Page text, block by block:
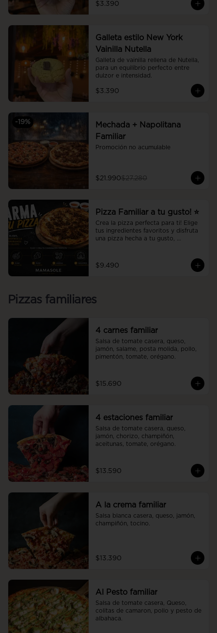
$3.390
Galleta estilo New York
Vainilla Nutella
Galleta de vainilla rellena de Nutella,
para un equilibrio perfecto entre
dulzor e intensidad.
$3.390
-19%
Mechada + Napolitana
Familiar
Promoción no acumulable
$21.990$27.280
Pizza Familiar a tu gusto! ⭐
Crea la pizza perfecta para ti! Elige
tus ingredientes favoritos y disfruta
una pizza hecha a tu gusto,
$9.490
Pizzas familiares
4 carnes familiar
Salsa de tomate casera, queso,
jamón, salame, posta molida, pollo,
pimentón, tomate, orégano.
$15.690
4 estaciones familiar
Salsa de tomate casera, queso,
jamón, chorizo, champiñón,
aceitunas, tomate, orégano.
$13.590
A la crema familiar
Salsa blanca casera, queso, jamón,
champiñón, tocino.
$13.390
Al Pesto familiar
Salsa de tomate casera, Queso,
colitas de camaron, pollo y pesto de
albahaca.